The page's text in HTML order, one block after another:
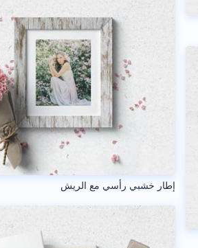
إطار خشبي رأسي مع الريش